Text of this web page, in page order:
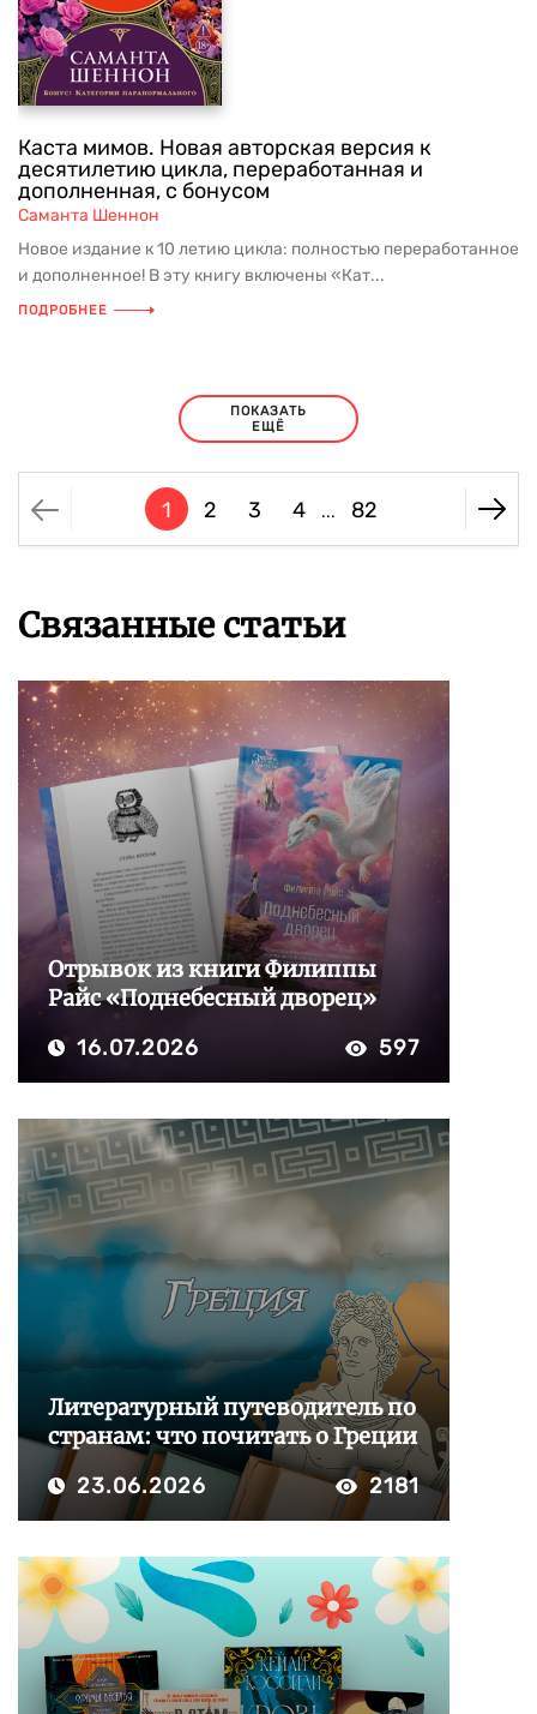
Каста мимов. Новая авторская версия к
десятилетию цикла, переработанная и
дополненная, с бонусом
Саманта Шеннон
Новое издание к 10 летию цикла: полностью переработанное
и дополненное! В эту книгу включены «Кат...
ПОДРОБНЕЕ
ПОКАЗАТЬ
ЕЩЁ
1 2 3 4 ... 82
Связанные статьи
Отрывок из книги Филиппы
Райс «Поднебесный дворец»
16.07.2026 597
Литературный путеводитель по
странам: что почитать о Греции
23.06.2026 2181